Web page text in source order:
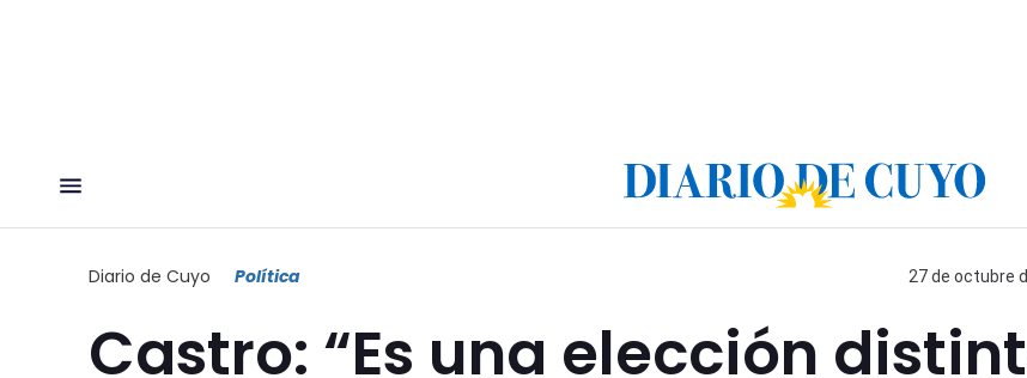
Diario de Cuyo Política 27 de octubre
Castro: “Es una elección